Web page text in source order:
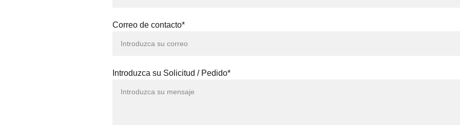
Correo de contacto*
Introduzca su Solicitud / Pedido*